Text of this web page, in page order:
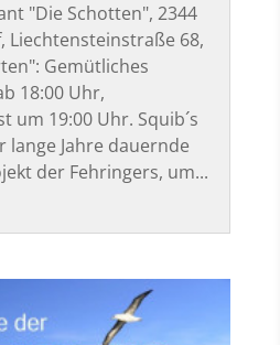
"Die Schotten", 2344
Liechtensteinstraße 68,
Gemütliches
18:00 Uhr,
um 19:00 Uhr. Squib´s
lange Jahre dauernde
der Fehringers, um...